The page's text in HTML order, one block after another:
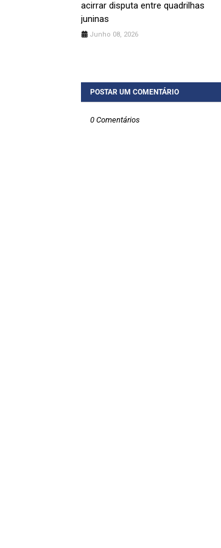
acirrar disputa entre quadrilhas
juninas
Junho 08, 2026
POSTAR UM COMENTÁRIO
0 Comentários